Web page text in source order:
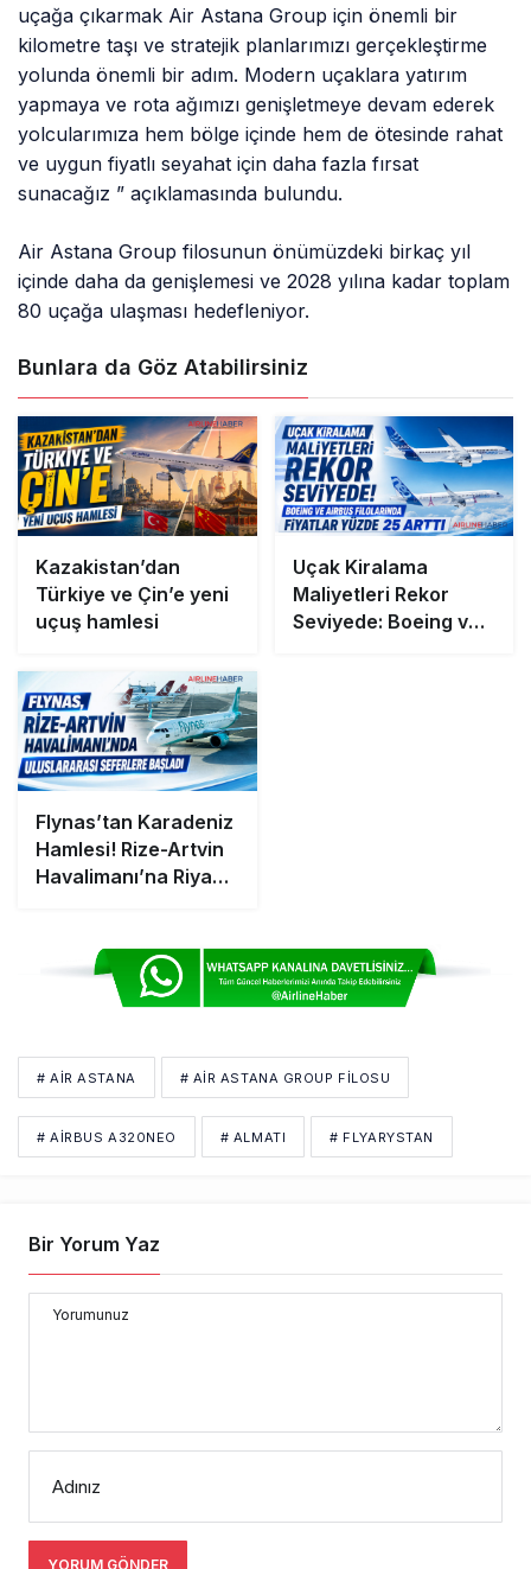
uçağa çıkarmak Air Astana Group için önemli bir
kilometre taşı ve stratejik planlarımızı gerçekleştirme
yolunda önemli bir adım. Modern uçaklara yatırım
yapmaya ve rota ağımızı genişletmeye devam ederek
yolcularımıza hem bölge içinde hem de ötesinde rahat
ve uygun fiyatlı seyahat için daha fazla fırsat
sunacağız ” açıklamasında bulundu.
Air Astana Group filosunun önümüzdeki birkaç yıl
içinde daha da genişlemesi ve 2028 yılına kadar toplam
80 uçağa ulaşması hedefleniyor.
Bunlara da Göz Atabilirsiniz
Kazakistan’dan
Türkiye ve Çin’e yeni
uçuş hamlesi
Uçak Kiralama
Maliyetleri Rekor
Seviyede: Boeing ve
Flynas’tan Karadeniz
Hamlesi! Rize-Artvin
Havalimanı’na Riyad
# AIR ASTANA # AIR ASTANA GROUP FILOSU
# AIRBUS A320NEO # ALMATI # FLYARYSTAN
Bir Yorum Yaz
Yorumunuz
Adınız
YORUM GÖNDER